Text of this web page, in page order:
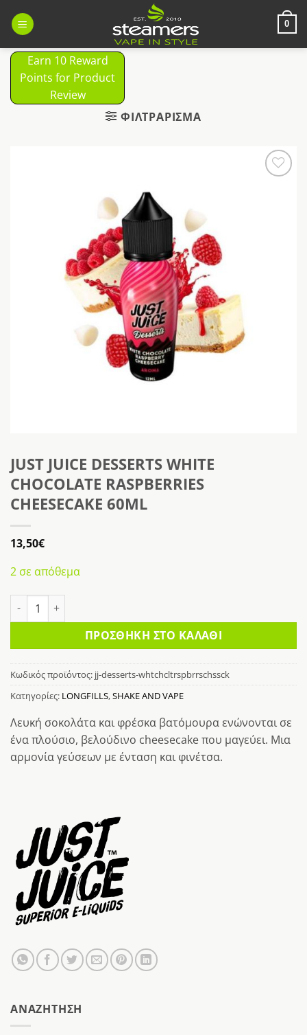
στο
0
Earn 10 Reward
Points for Product
Review
ΦΙΛΤΡΆΡΙΣΜΑ
JUST JUICE DESSERTS WHITE
CHOCOLATE RASPBERRIES
CHEESECAKE 60ML
13,50€
2 σε απόθεμα
ΠΡΟΣΘΉΚΗ ΣΤΟ ΚΑΛΆΘΙ
Κωδικός προϊόντος: jj-desserts-whtchcltrspbrrschssck
Κατηγορίες: LONGFILLS,SHAKE AND VAPE
Λευκή σοκολάτα και φρέσκα βατόμουρα ενώνονται σε
ένα πλούσιο, βελούδινο cheesecake που μαγεύει. Μια
αρμονία γεύσεων με ένταση και φινέτσα.
AΝΑΖΉΤΗΣΗ